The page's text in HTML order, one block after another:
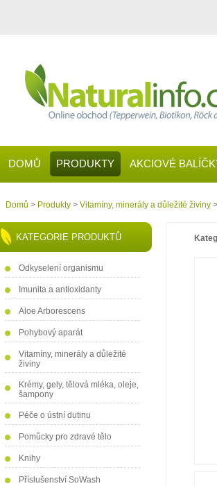
DOMŮ PRODUKTY AKCIOVÉ
Domů > Produkty > Vitamíny, minerály a důležité živiny
KATEGORIE PRODUKTŮ
Odkyselení organismu
Imunita a antioxidanty
Aloe Arborescens
Pohybový aparát
Vitamíny, minerály a důležité
živiny
Krémy, gely, tělová mléka, oleje,
šampony
Péče o ústní dutinu
Pomůcky pro zdravé tělo
Knihy
Příslušenství SoWash